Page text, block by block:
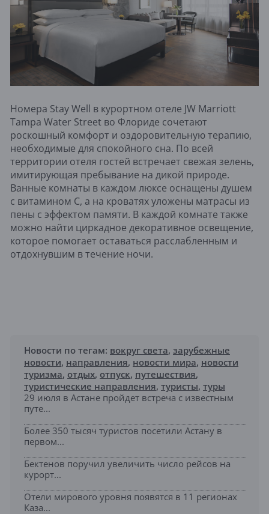
Номера Stay Well в курортном отеле JW Marriott
Tampa Water Street во Флориде сочетают
роскошный комфорт и оздоровительную терапию,
необходимые для спокойного сна. По всей
территории отеля гостей встречает свежая зелень,
имитирующая пребывание на дикой природе.
Ванные комнаты в каждом люксе оснащены душем
с витамином С, а на кроватях уложены матрасы из
пены с эффектом памяти. В каждой комнате также
можно найти циркадное декоративное освещение,
которое помогает оставаться расслабленным и
отдохнувшим в течение ночи.
Новости по тегам: вокруг света, зарубежные
новости, направления, новости мира, новости
туризма, отдых, отпуск, путешествия,
туристические направления, туристы, туры
29 июля в Астане пройдет встреча с известным
путе...
Более 350 тысяч туристов посетили Астану в
первом...
Бектенов поручил увеличить число рейсов на
курорт...
Отели мирового уровня появятся в 11 регионах
Каза...